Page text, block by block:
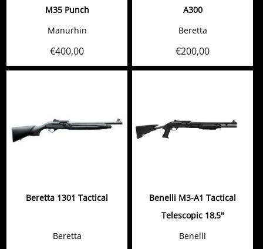
M35 Punch
Manurhin
€400,00
A300
Beretta
€200,00
Beretta 1301 Tactical
Beretta
Benelli M3-A1 Tactical
Telescopic 18,5"
Benelli